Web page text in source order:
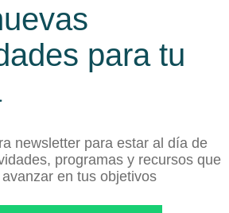
para tu
newsletter para estar al día de
programas y recursos que
en tus objetivos